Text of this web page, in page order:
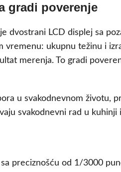
gradi poverenje
dvostrani LCD displej sa
ukupnu težinu i
merenja. To gradi
u svakodnevnom životu,
svakodnevni rad u
preciznošću od 1/3000